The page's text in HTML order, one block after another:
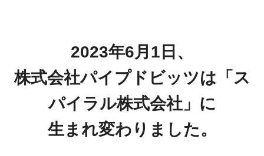
2023年6月1日、
株式会社パイプドビッツは「ス
パイラル株式会社」に
生まれ変わりました。